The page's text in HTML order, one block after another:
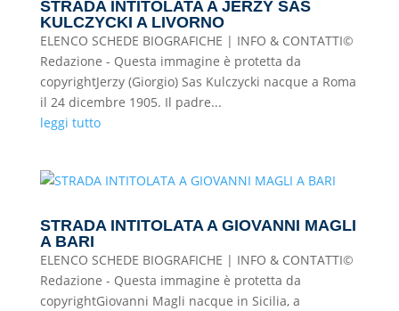
STRADA INTITOLATA A JERZY SAS
KULCZYCKI A LIVORNO
ELENCO SCHEDE BIOGRAFICHE | INFO & CONTATTI©
Redazione - Questa immagine è protetta da
copyrightJerzy (Giorgio) Sas Kulczycki nacque a Roma
il 24 dicembre 1905. Il padre...
leggi tutto
STRADA INTITOLATA A GIOVANNI MAGLI
A BARI
ELENCO SCHEDE BIOGRAFICHE | INFO & CONTATTI©
Redazione - Questa immagine è protetta da
copyrightGiovanni Magli nacque in Sicilia, a